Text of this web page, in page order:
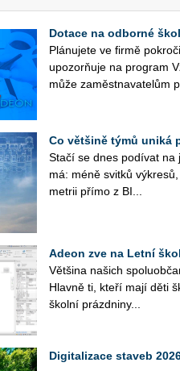
Dotace na odborné
Plá­nu­je­te ve firmě
upo­zorňuje na pro­gram
může za­měst­na­va­te­lům
Co většině týmů uniká
Stačí se dnes po­dí­vat
má: méně svit­ků
me­t­rii přímo z BI...
Adeon zve na Letní
Vět­ši­na na­šich
Hlav­ně ti, kteří mají děti
škol­ní prázd­ni­ny...
Digitalizace staveb